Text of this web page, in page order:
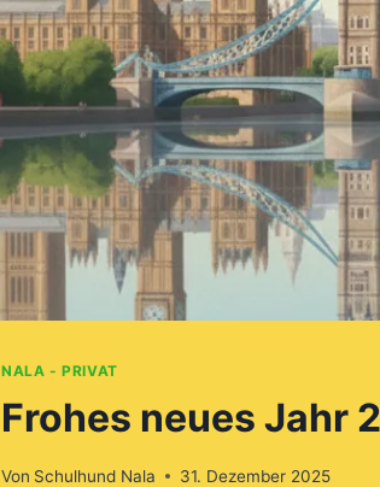
NALA - PRIVAT
Frohes neues Jahr
Von Schulhund Nala 31. Dezember 2025